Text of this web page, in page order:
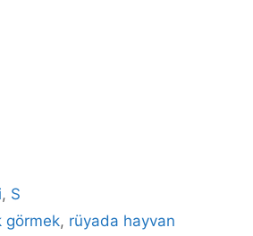
, S
görmek, rüyada hayvan